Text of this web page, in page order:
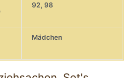
92, 98
Mädchen